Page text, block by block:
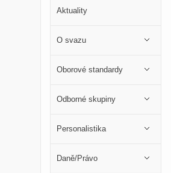
Aktuality
O svazu
Oborové standardy
Odborné skupiny
Personalistika
Daně/Právo